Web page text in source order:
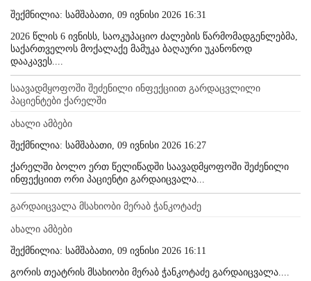
შექმნილია: სამშაბათი, 09 ივნისი 2026 16:31
2026 წლის 6 ივნისს, საოკუპაციო ძალების წარმომადგენლებმა,
საქართველოს მოქალაქე მამუკა ბაღაური უკანონოდ
დააკავეს....
საავადმყოფოში შეძენილი ინფექციით გარდაცვლილი
პაციენტები ქარელში
ახალი ამბები
შექმნილია: სამშაბათი, 09 ივნისი 2026 16:27
ქარელში ბოლო ერთ წელიწადში საავადმყოფოში შეძენილი
ინფექციით ორი პაციენტი გარდაიცვალა...
გარდაიცვალა მსახიობი მერაბ ჭანკოტაძე
ახალი ამბები
შექმნილია: სამშაბათი, 09 ივნისი 2026 16:11
გორის თეატრის მსახიობი მერაბ ჭანკოტაძე გარდაიცვალა....